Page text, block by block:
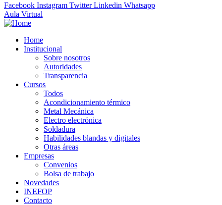
Facebook Instagram Twitter Linkedin Whatsapp
Aula Virtual
Home
Institucional
Sobre nosotros
Autoridades
Transparencia
Cursos
Todos
Acondicionamiento térmico
Metal Mecánica
Electro electrónica
Soldadura
Habilidades blandas y digitales
Otras áreas
Empresas
Convenios
Bolsa de trabajo
Novedades
INEFOP
Contacto